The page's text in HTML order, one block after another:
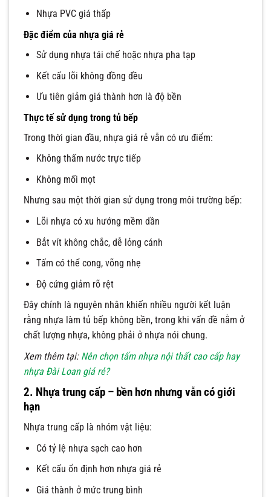
Nhựa PVC giá thấp
Đặc điểm của nhựa giá rẻ
Sử dụng nhựa tái chế hoặc nhựa pha tạp
Kết cấu lõi không đồng đều
Ưu tiên giảm giá thành hơn là độ bền
Thực tế sử dụng trong tủ bếp
Trong thời gian đầu, nhựa giá rẻ vẫn có ưu điểm:
Không thấm nước trực tiếp
Không mối mọt
Nhưng sau một thời gian sử dụng trong môi trường bếp:
Lõi nhựa có xu hướng mềm dần
Bắt vít không chắc, dễ lỏng cánh
Tấm có thể cong, võng nhẹ
Độ cứng giảm rõ rệt
Đây chính là nguyên nhân khiến nhiều người kết luận
rằng nhựa làm tủ bếp không bền, trong khi vấn đề nằm ở
chất lượng nhựa, không phải ở nhựa nói chung.
Xem thêm tại: Nên chọn tấm nhựa nội thất cao cấp hay
nhựa Đài Loan giá rẻ?
2. Nhựa trung cấp – bền hơn nhưng vẫn có giới
hạn
Nhựa trung cấp là nhóm vật liệu:
Có tỷ lệ nhựa sạch cao hơn
Kết cấu ổn định hơn nhựa giá rẻ
Giá thành ở mức trung bình